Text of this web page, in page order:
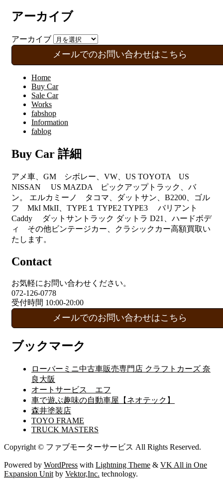
アーカイブ
アーカイブ
メールでのお問い合わせはこちら
Home
Buy Car
Sale Car
Works
fabshop
Information
fablog
Buy Car 詳細
アメ車、GM シボレー、VW、US TOYOTA US
NISSAN US MAZDA ピックアップトラック、バ
ン。 エルカミーノ タコマ、ダットサン、B2200、ゴル
フ MkI MkII、TYPE１ TYPE2 TYPE3 バリアント
Caddy ダットサントラック ダットラ D21、ハードボデ
ィ その他ビンテージカー、クラシックカー高額買取い
たします。
Contact
お気軽にお問い合わせください。
072-126-0778
受付時間 10:00-20:00
メールでのお問い合わせはこちら
ブックマーク
ローバーミニ中古車販売専門店 クラフトカーズ 奈
良大阪
オートサービス エフ
車で遊ぶ趣味の自動車屋【ネオテック】
森井塗装店
TOYO FRAME
TRUCK MASTERS
Copyright © ファブモーターサービス All Rights Reserved.
Powered by WordPress with Lightning Theme & VK All in One
Expansion Unit by Vektor,Inc. technology.